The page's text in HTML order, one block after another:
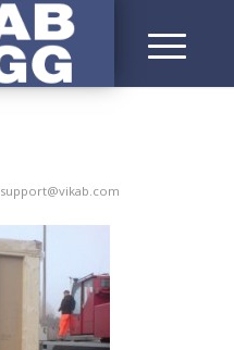
support@vikab.com